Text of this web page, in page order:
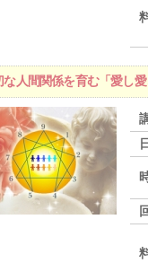
な人間関係を育む「愛し